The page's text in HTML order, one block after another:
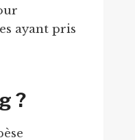
ayant pris
?